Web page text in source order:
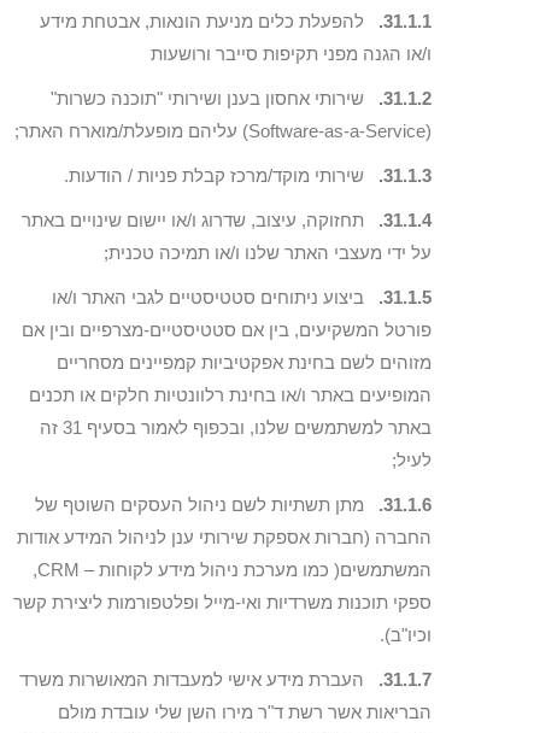
31.1.1.
להפעלת כלים מניעת הונאות, אבטחת מידע
ו/או הגנה מפני תקיפות סייבר ורושעות
31.1.2.
שירותי אחסון בענן ושירותי "תוכנה כשרות"
(Software-as-a-Service) עליהם מופעלת/מוארח האתר;
31.1.3. שירותי מוקד/מרכז קבלת פניות / הודעות.
31.1.4.
תחזוקה, עיצוב, שדרוג ו/או יישום שינויים באתר
על ידי מעצבי האתר שלנו ו/או תמיכה טכנית;
31.1.5.
ביצוע ניתוחים סטטיסטיים לגבי האתר ו/או
פורטל המשקיעים, בין אם סטטיסטיים-מצרפיים ובין אם
מזוהים לשם בחינת אפקטיביות קמפיינים מסחריים
המופיעים באתר ו/או בחינת רלוונטיות חלקים או תכנים
באתר למשתמשים שלנו, ובכפוף לאמור בסעיף 31 זה
לעיל;
31.1.6.
מתן תשתיות לשם ניהול העסקים השוטף של
החברה (חברות אספקת שירותי ענן לניהול המידע אודות
המשתמשים( כמו מערכת ניהול מידע לקוחות – CRM,
ספקי תוכנות משרדיות ואי-מייל ופלטפורמות ליצירת קשר
וכיו"ב).
31.1.7.
העברת מידע אישי למעבדות המאושרות משרד
הבריאות אשר רשת ד"ר מירו השן שלי עובדת מולם